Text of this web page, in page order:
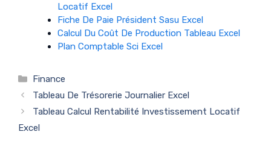
Locatif Excel
Fiche De Paie Président Sasu Excel
Calcul Du Coût De Production Tableau Excel
Plan Comptable Sci Excel
Catégories
Finance
Tableau De Trésorerie Journalier Excel
Tableau Calcul Rentabilité Investissement Locatif
Excel